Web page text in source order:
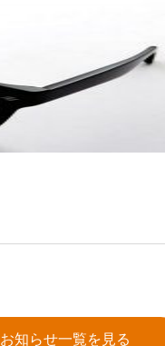
お知らせ一覧を見る